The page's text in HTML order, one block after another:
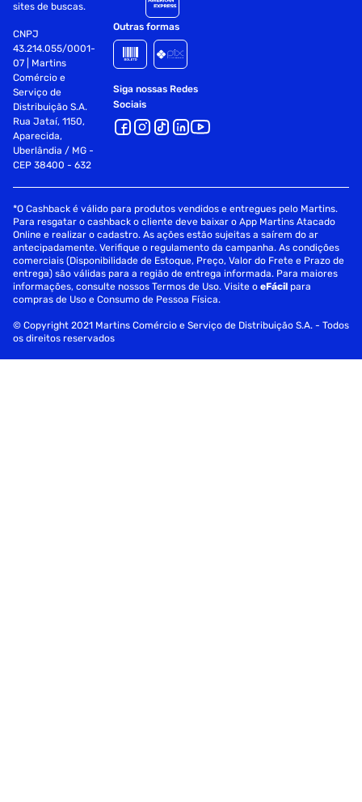
sites de buscas.
CNPJ
43.214.055/0001-
07 | Martins
Comércio e
Serviço de
Distribuição S.A.
Rua Jataí, 1150,
Aparecida,
Uberlândia / MG -
CEP 38400 - 632
Outras formas
Siga nossas Redes
Sociais
*O Cashback é válido para produtos vendidos e entregues pelo Martins.
Para resgatar o cashback o cliente deve baixar o App Martins Atacado
Online e realizar o cadastro. As ações estão sujeitas a saírem do ar
antecipadamente. Verifique o regulamento da campanha. As condições
comerciais (Disponibilidade de Estoque, Preço, Valor do Frete e Prazo de
entrega) são válidas para a região de entrega informada. Para maiores
informações, consulte nossos Termos de Uso. Visite oeFácil para
compras de Uso e Consumo de Pessoa Física.
© Copyright 2021 Martins Comércio e Serviço de Distribuição S.A. - Todos
os direitos reservados